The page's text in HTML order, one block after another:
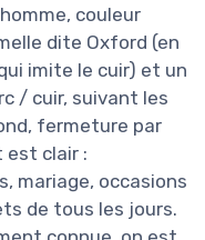
couleur
dite Oxford (en
imite le cuir) et un
/ cuir, suivant les
fermeture par
est clair :
mariage, occasions
de tous les jours.